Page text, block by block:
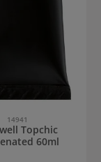
14941
Topchic
60ml